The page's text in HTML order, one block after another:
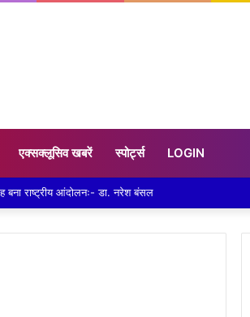
एक्सक्लूसिव खबरें स्पोर्ट्स LOGIN